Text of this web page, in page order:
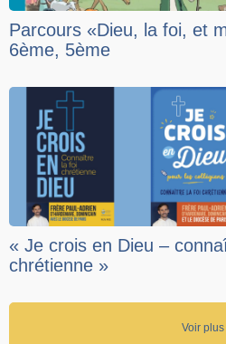
Parcours «Dieu, la foi, et
6ème, 5ème
« Je crois en Dieu –
chrétienne »
Voir plus